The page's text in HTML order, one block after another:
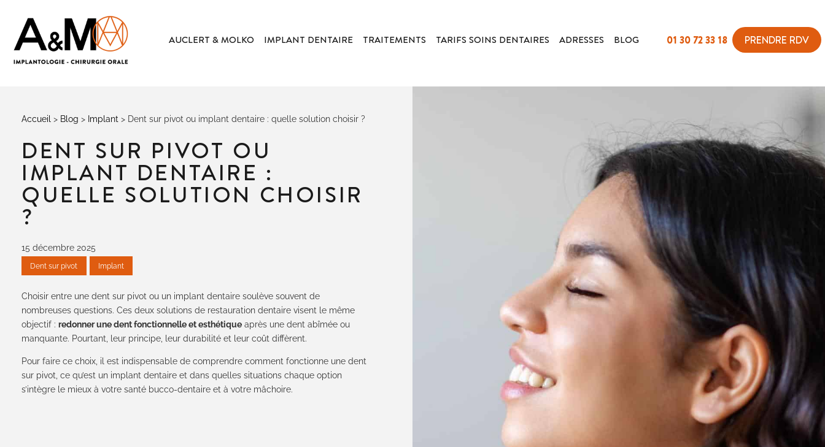
AUCLERT & MOLKO IMPLANT DENTAIRE TRAITEMENTS TARIFS SOINS DENTAIRES ADRESSES BLOG 01 30 72 33 18 PRENDRE RDV
Accueil > Blog > Implant > Dent sur pivot ou implant dentaire : quelle solution choisir ?
DENT SUR PIVOT OU
IMPLANT DENTAIRE :
QUELLE SOLUTION CHOISIR
?
15 décembre 2025
Dent sur pivot Implant
Choisir entre une dent sur pivot ou un implant dentaire soulève souvent de
nombreuses questions. Ces deux solutions de restauration dentaire visent le même
objectif : redonner une dent fonctionnelle et esthétique après une dent abîmée ou
manquante. Pourtant, leur principe, leur durabilité et leur coût diffèrent.
Pour faire ce choix, il est indispensable de comprendre comment fonctionne une dent
sur pivot, ce qu’est un implant dentaire et dans quelles situations chaque option
s’intègre le mieux à votre santé bucco-dentaire et à votre mâchoire.